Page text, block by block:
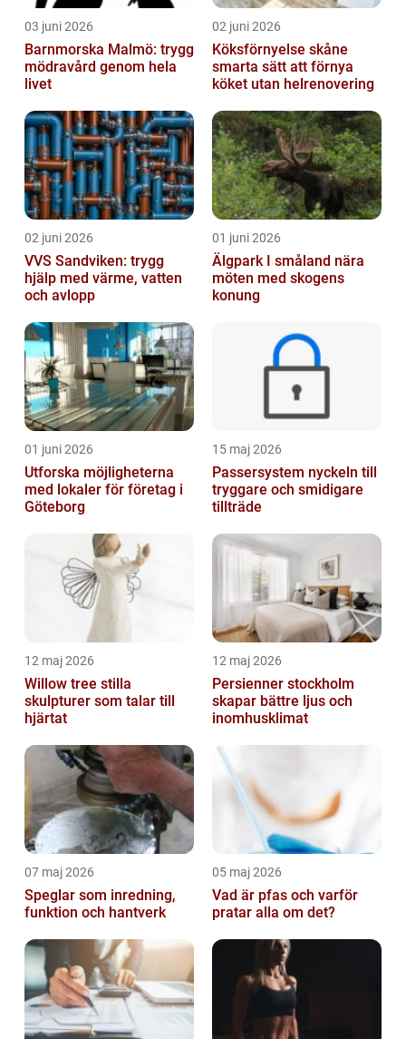
03 juni 2026
Barnmorska Malmö: trygg
mödravård genom hela
livet
02 juni 2026
Köksförnyelse skåne
smarta sätt att förnya
köket utan helrenovering
02 juni 2026
VVS Sandviken: trygg
hjälp med värme, vatten
och avlopp
01 juni 2026
Älgpark I småland nära
möten med skogens
konung
01 juni 2026
Utforska möjligheterna
med lokaler för företag i
Göteborg
15 maj 2026
Passersystem nyckeln till
tryggare och smidigare
tillträde
12 maj 2026
Willow tree stilla
skulpturer som talar till
hjärtat
12 maj 2026
Persienner stockholm
skapar bättre ljus och
inomhusklimat
07 maj 2026
Speglar som inredning,
funktion och hantverk
05 maj 2026
Vad är pfas och varför
pratar alla om det?